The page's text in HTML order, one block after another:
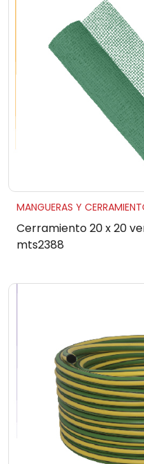
MANGUERAS Y
Cerramiento 20 x 20
mts2388